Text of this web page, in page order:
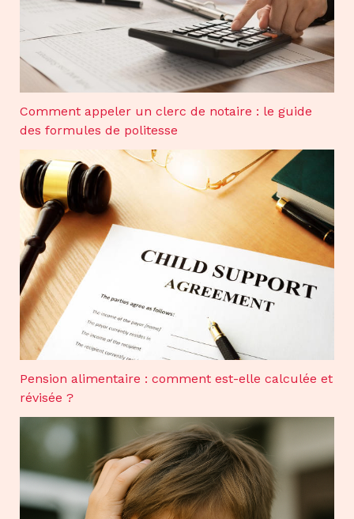
Comment appeler un clerc de notaire : le guide
des formules de politesse
Pension alimentaire : comment est-elle calculée et
révisée ?